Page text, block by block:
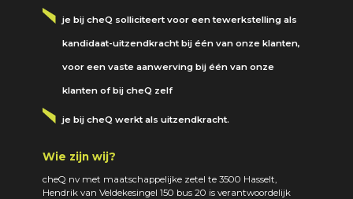
je bij cheQ solliciteert voor een tewerkstelling als
kandidaat-uitzendkracht bij één van onze klanten,
voor een vaste aanwerving bij één van onze
klanten of bij cheQ zelf
je bij cheQ werkt als uitzendkracht.
Wie zijn wij?
cheQ nv met maatschappelijke zetel te 3500 Hasselt,
Hendrik van Veldekesingel 150 bus 20 is verantwoordelijk